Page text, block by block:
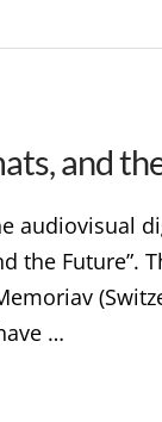
and
audiovisual
the
…